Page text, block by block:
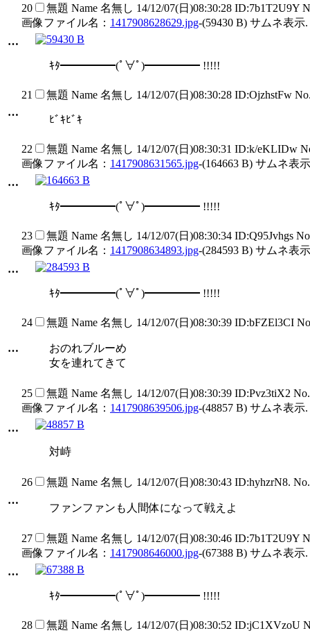
…
20 無題 Name 名無し 14/12/07(日)08:30:28 ID:7b1T2U9Y
画像ファイル名： 1417908628629.jpg-(59430 B) サムネ表示.
ｷﾀ━━━━━(ﾟ∀ﾟ)━━━━━ !!!!!
…
21 無題 Name 名無し 14/12/07(日)08:30:28 ID:OjzhstFw
ﾋﾞｷﾋﾞｷ
…
22 無題 Name 名無し 14/12/07(日)08:30:31 ID:k/eKLIDw
画像ファイル名： 1417908631565.jpg-(164663 B) サムネ表
ｷﾀ━━━━━(ﾟ∀ﾟ)━━━━━ !!!!!
…
23 無題 Name 名無し 14/12/07(日)08:30:34 ID:Q95Jvhgs
画像ファイル名： 1417908634893.jpg-(284593 B) サムネ表
ｷﾀ━━━━━(ﾟ∀ﾟ)━━━━━ !!!!!
…
24 無題 Name 名無し 14/12/07(日)08:30:39 ID:bFZEl3CI
おのれブルーめ
女を連れてきて
…
25 無題 Name 名無し 14/12/07(日)08:30:39 ID:Pvz3tiX2
画像ファイル名： 1417908639506.jpg-(48857 B) サムネ表示.
対峙
…
26 無題 Name 名無し 14/12/07(日)08:30:43 ID:hyhzrN8.
ファンファンも人間体になって戦えよ
…
27 無題 Name 名無し 14/12/07(日)08:30:46 ID:7b1T2U9Y
画像ファイル名： 1417908646000.jpg-(67388 B) サムネ表示.
ｷﾀ━━━━━(ﾟ∀ﾟ)━━━━━ !!!!!
28 無題 Name 名無し 14/12/07(日)08:30:52 ID:jC1XVzoU